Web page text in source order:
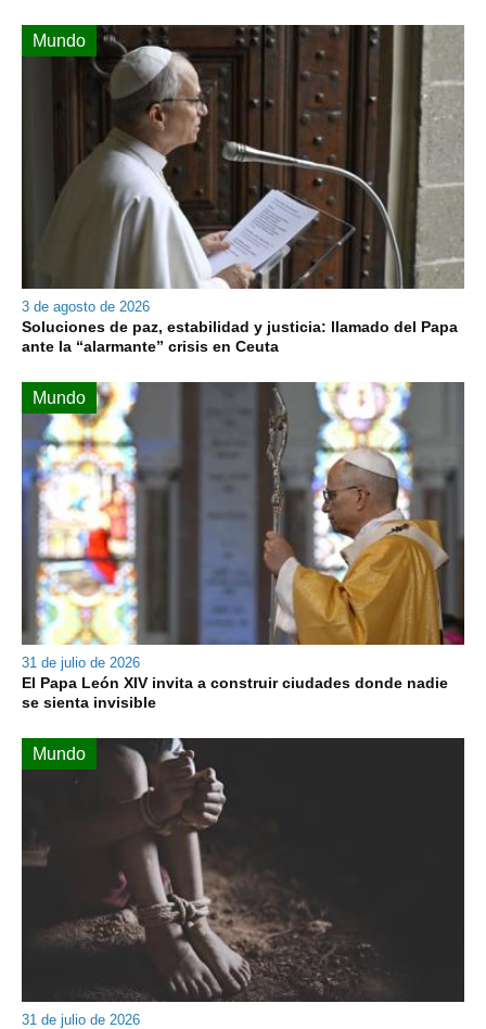
Mundo
3 de agosto de 2026
Soluciones de paz, estabilidad y justicia: llamado del Papa
ante la “alarmante” crisis en Ceuta
Mundo
31 de julio de 2026
El Papa León XIV invita a construir ciudades donde nadie
se sienta invisible
Mundo
31 de julio de 2026